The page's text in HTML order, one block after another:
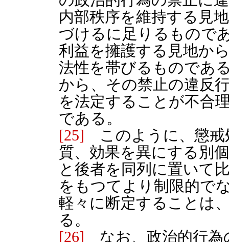
内部秩序を維持する見
づけるに足りるもので
利益を擁護する見地か
法性を帯びるものであ
から、その禁止の違反
を法定することが不合
である。
[25] このように、懲戒
質、効果を異にする別
と後者を同列に置いて
をもつてより制限的で
軽々に断定することは
る。
[26] なお、政治的行為